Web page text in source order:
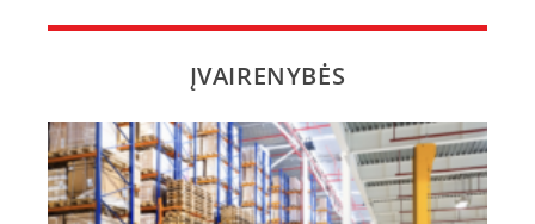
ĮVAIRENYBĖS